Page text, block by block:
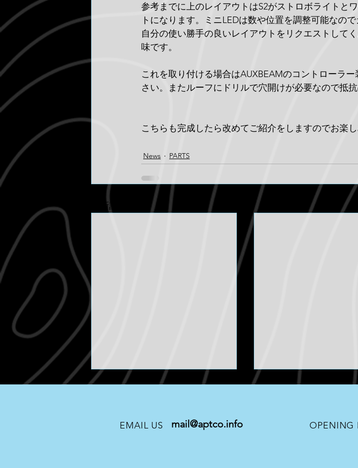
参考までに上のレイアウトはS2がストロボライトと
トになります。ミニLEDは数や位置を調整可能なの
自分の使い勝手の良いレイアウトをリクエストして
味です。
これを取り付ける場合はAUXBEAMのコントローラ
さい。またルーフにドリルで穴開けが必要なので抵
こちらも完成したら改めてご紹介をしますのでお楽し
News PARTS
最新記事
EMAIL US mail@aptco.info OPENING